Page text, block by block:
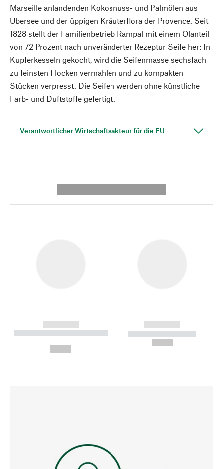
Marseille anlandenden Kokosnuss- und Palmölen aus
Übersee und der üppigen Kräuterflora der Provence. Seit
1828 stellt der Familienbetrieb Rampal mit einem Ölanteil
von 72 Prozent nach unveränderter Rezeptur Seife her: In
Kupferkesseln gekocht, wird die Seifenmasse sechsfach
zu feinsten Flocken vermahlen und zu kompakten
Stücken verpresst. Die Seifen werden ohne künstliche
Farb- und Duftstoffe gefertigt.
Verantwortlicher Wirtschaftsakteur für die EU
------------
----------- ----------- --------
------------
----------- -----------